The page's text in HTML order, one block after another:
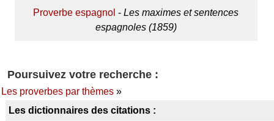
Proverbe espagnol -Les maximes et sentences
espagnoles (1859)
Poursuivez votre recherche :
Les proverbes par thèmes»
Les dictionnaires des citations :